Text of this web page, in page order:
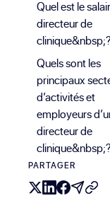
Quel est le
directeur de
clinique&nbsp;?
Quels sont les
principaux
d’activités et
employeurs
directeur de
clinique&nbsp;?
PARTAGER